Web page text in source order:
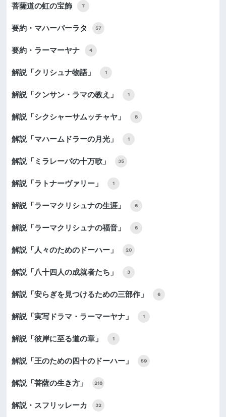
菩薩道の虹の宝飾 7
要約・マハーバーラタ 57
要約・ラーマーヤナ 4
解説「クリシュナ物語」 1
解説「クンサン・ラマの教え」 1
解説「シクシャーサムッチャヤ」 8
解説「マハームドラーの月光」 1
解説「ミラレーパの十万歌」 35
解説「ラトナーヴァリー」 1
解説「ラーマクリシュナの生涯」 6
解説「ラーマクリシュナの福音」 6
解説「人々のためのドーハー」 20
解説「八十四人の成就者たち」 3
解説「安らぎを見つけるための三部作」 6
解説「実写ドラマ・ラーマーヤナ」 1
解説「彼岸に至る道の章」 1
解説「王のための四十のドーハー」 59
解説「菩薩の生き方」 218
解説・スフリッレーカ 32